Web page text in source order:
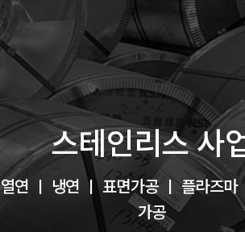
스테인리스 사
열연 ㅣ 냉연 ㅣ 표면가공 ㅣ 플라즈마
가공
2000년 철강 B2B 전자상거래로 사
시작한 우리는,
고객과 시장의 요구에 맞춰 유통과
영역까지
사업을 확장해왔습니다.
현재는 스테인리스 열연·냉연 제품
외장재, 차량용 소재 등
다양한 제품을 고객 맞춤형으로 가
공급하며, 산업 현장에서
기능성과 디자인을 모두 만족시